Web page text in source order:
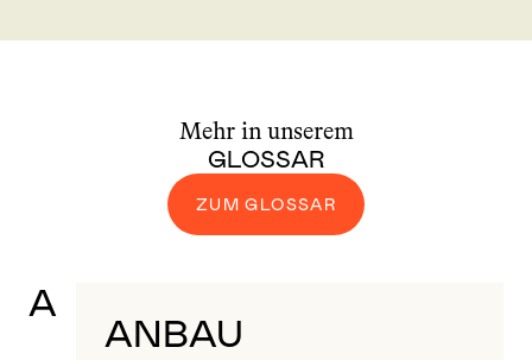
Mehr in unserem
GLOSSAR
ZUM GLOSSAR
A
ANBAU